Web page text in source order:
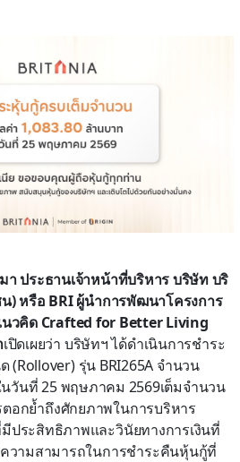
ประธานเจ้าหน้าที่บริหาร บริษัท บริ
) หรือ BRIผู้นำการพัฒนาโครงการ
นวคิด Crafted for Better Living
เปิดเผยว่า บริษัทฯ ได้ดำเนินการชำระ
(Rollover) รุ่น BRI265A จำนวน
นวันที่25พฤษภาคม 2569เต็มจำนวน
อกย้ำถึงศักยภาพในการบริหาร
ประสิทธิภาพและวินัยทางการเงินที่
วามสามารถในการชำระคืนหุ้นกู้ที่